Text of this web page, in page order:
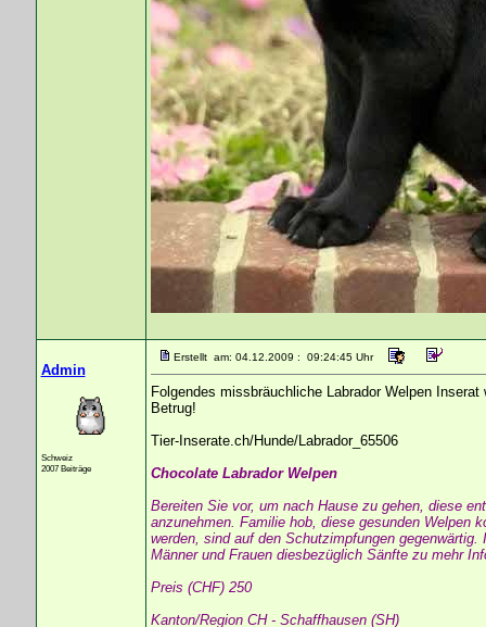
Admin
Schweiz
2007 Beiträge
Erstellt am: 04.12.2009 : 09:24:45 Uhr
Folgendes missbräuchliche Labrador Welpen
Betrug!
Tier-Inserate.ch/Hunde/Labrador_65506
Chocolate Labrador Welpen
Bereiten Sie vor, um nach Hause zu gehen, diese
anzunehmen. Familie hob, diese gesunden Welpen
werden, sind auf den Schutzimpfungen
Männer und Frauen diesbezüglich Sänfte zu mehr
Preis (CHF) 250
Kanton/Region CH - Schaffhausen (SH)